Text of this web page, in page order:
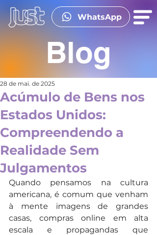
WhatsApp
Blog
Acúmulo de Bens nos
Estados Unidos:
Compreendendo a
Realidade Sem
Julgamentos
28 de mai. de 2025
Quando pensamos na cultura
americana, é comum que venham
à mente imagens de grandes
casas, compras online em alta
escala e propagandas que